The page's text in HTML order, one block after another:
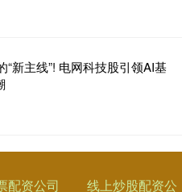
“新主线”! 电网科技股引领AI基
配资公司 线上炒股配资公